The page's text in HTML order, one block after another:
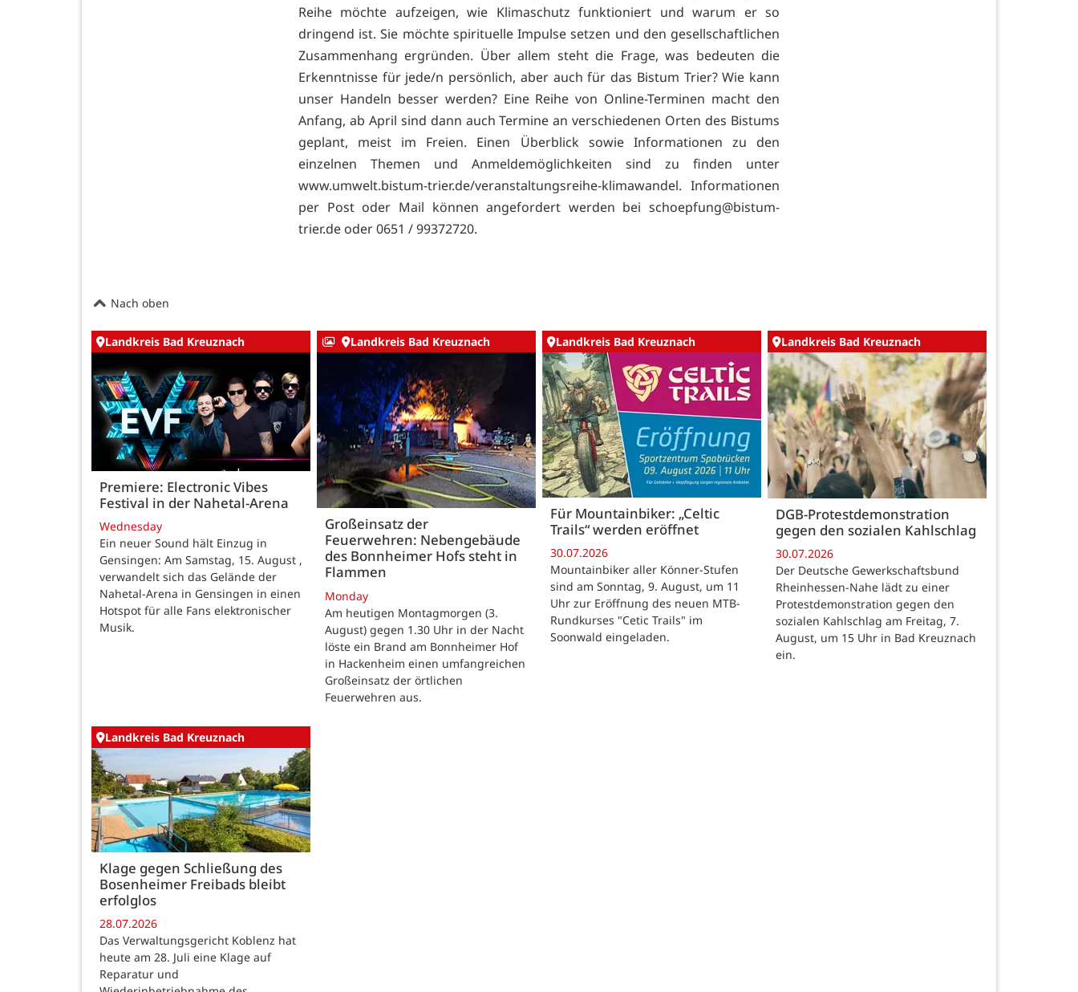
Reihe möchte aufzeigen, wie Klimaschutz funktioniert und warum er so
dringend ist. Sie möchte spirituelle Impulse setzen und den gesellschaftlichen
Zusammenhang ergründen. Über allem steht die Frage, was bedeuten die
Erkenntnisse für jede/n persönlich, aber auch für das Bistum Trier? Wie kann
unser Handeln besser werden? Eine Reihe von Online-Terminen macht den
Anfang, ab April sind dann auch Termine an verschiedenen Orten des Bistums
geplant, meist im Freien. Einen Überblick sowie Informationen zu den
einzelnen Themen und Anmeldemöglichkeiten sind zu finden unter
www.umwelt.bistum-trier.de/veranstaltungsreihe-klimawandel. Informationen
per Post oder Mail können angefordert werden bei schoepfung@bistum-
trier.de oder 0651 / 99372720.
Nach oben
Landkreis Bad Kreuznach
Premiere: Electronic Vibes
Festival in der Nahetal-Arena
Wednesday
Ein neuer Sound hält Einzug in
Gensingen: Am Samstag, 15. August ,
verwandelt sich das Gelände der
Nahetal-Arena in Gensingen in einen
Hotspot für alle Fans elektronischer
Musik.
Landkreis Bad Kreuznach
Großeinsatz der
Feuerwehren: Nebengebäude
des Bonnheimer Hofs steht in
Flammen
Monday
Am heutigen Montagmorgen (3.
August) gegen 1.30 Uhr in der Nacht
löste ein Brand am Bonnheimer Hof
in Hackenheim einen umfangreichen
Großeinsatz der örtlichen
Feuerwehren aus.
Landkreis Bad Kreuznach
Für Mountainbiker: „Celtic
Trails“ werden eröffnet
30.07.2026
Mountainbiker aller Könner-Stufen
sind am Sonntag, 9. August, um 11
Uhr zur Eröffnung des neuen MTB-
Rundkurses "Cetic Trails" im
Soonwald eingeladen.
Landkreis Bad Kreuznach
DGB-Protestdemonstration
gegen den sozialen Kahlschlag
30.07.2026
Der Deutsche Gewerkschaftsbund
Rheinhessen-Nahe lädt zu einer
Protestdemonstration gegen den
sozialen Kahlschlag am Freitag, 7.
August, um 15 Uhr in Bad Kreuznach
ein.
Landkreis Bad Kreuznach
Klage gegen Schließung des
Bosenheimer Freibads bleibt
erfolglos
28.07.2026
Das Verwaltungsgericht Koblenz hat
heute am 28. Juli eine Klage auf
Reparatur und